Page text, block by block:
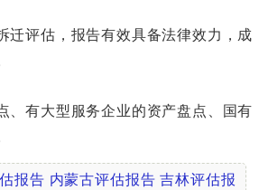
评估，报告有效具备法律效力，成
有大型服务企业的资产盘点、国有
报告 内蒙古评估报告 吉林评估报